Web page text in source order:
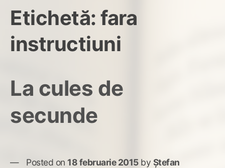
Etichetă: fara
instructiuni
La cules de
secunde
Posted on 18 februarie 2015by Ștefan